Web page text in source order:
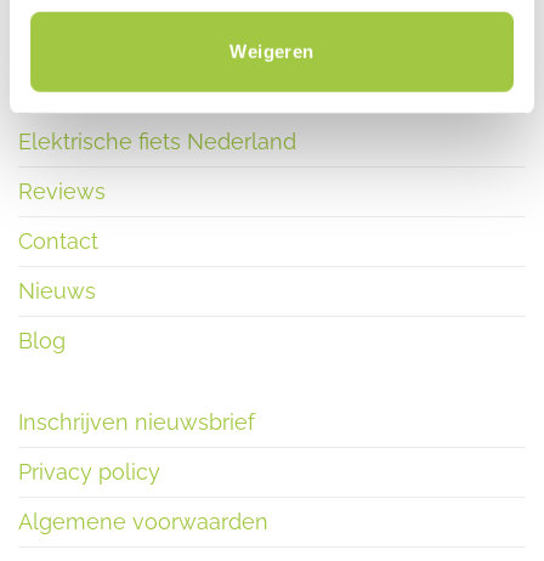
Weigeren
Elektrische fiets Nederland
Reviews
Contact
Nieuws
Blog
Inschrijven nieuwsbrief
Privacy policy
Algemene voorwaarden